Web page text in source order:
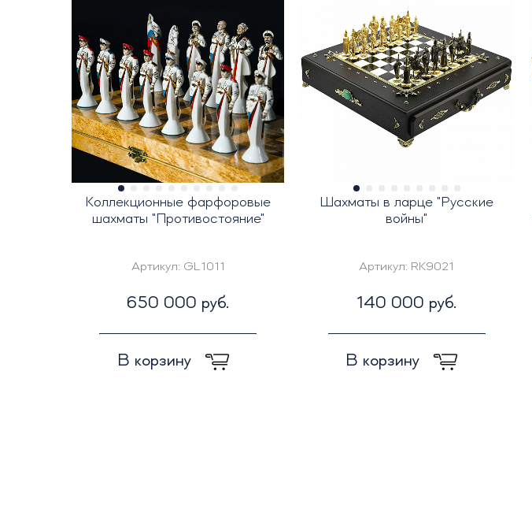
Коллекционные фарфоровые
шахматы "Противостояние"
Артикул: GL1011
650 000 руб.
В корзину
Шахматы в ларце "Русские
войны"
Артикул: RK9021
140 000 руб.
В корзину